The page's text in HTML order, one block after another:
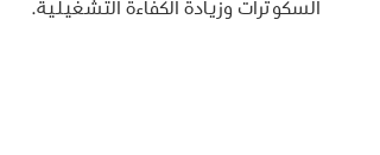
السكوترات وزيادة الكفاءة التشغيلية.